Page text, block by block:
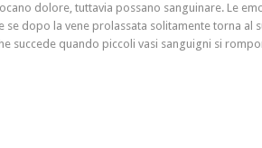
dolore, tuttavia possano sanguinare. Le
dopo la vene prolassata solitamente torna al
succede quando piccoli vasi sanguigni si